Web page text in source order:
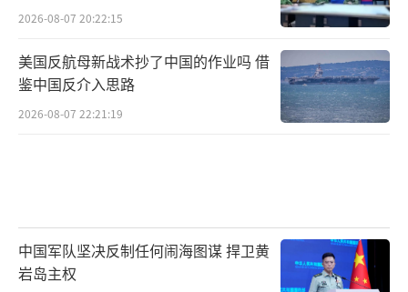
2026-08-07 20:22:15
美国反航母新战术抄了中国的作业吗 借
鉴中国反介入思路
2026-08-07 22:21:19
中国军队坚决反制任何闹海图谋 捍卫黄
岩岛主权